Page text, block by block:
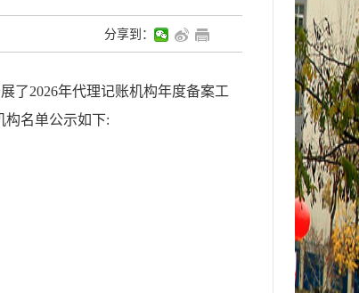
分享到：
了2026年代理记账机构年度备案工
构名单公示如下: